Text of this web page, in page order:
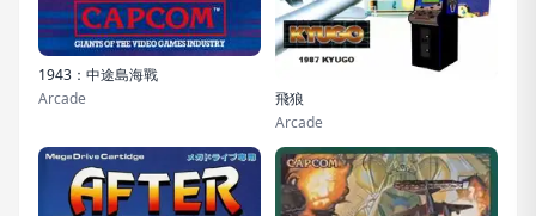
1943：中途島海戰
Arcade
飛狼
Arcade